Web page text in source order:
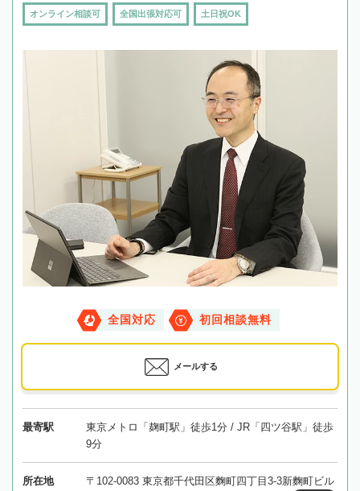
オンライン相談可 全国出張対応可 土日祝OK
全国対応 初回相談無料
メールする
最寄駅
東京メトロ「麹町駅」徒歩1分 / JR「四ツ谷駅」徒歩
9分
所在地
〒102-0083 東京都千代田区麴町四丁目3-3新麴町ビル